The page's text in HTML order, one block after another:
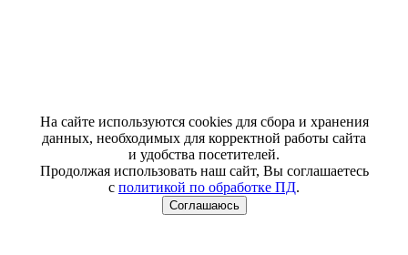
На сайте используются cookies для сбора и хранения
данных, необходимых для корректной работы сайта
и удобства посетителей.
Продолжая использовать наш сайт, Вы соглашаетесь
с политикой по обработке ПД.
Соглашаюсь